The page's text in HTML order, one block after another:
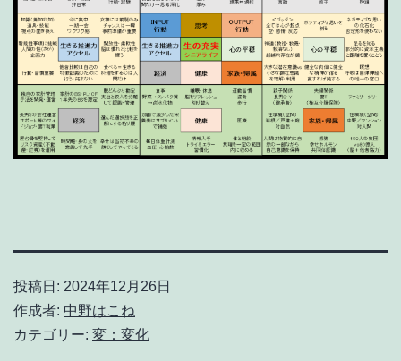
投稿日: 2024年12月26日
作成者: 中野はこね
カテゴリー: 変：変化